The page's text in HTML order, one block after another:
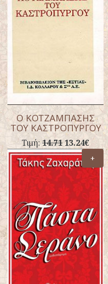
Ο ΚΟΤΖΑΜΠΑΣΗΣ
ΤΟΥ ΚΑΣΤΡΟΠΥΡΓΟΥ
Τιμή:14.71 13.24€
+